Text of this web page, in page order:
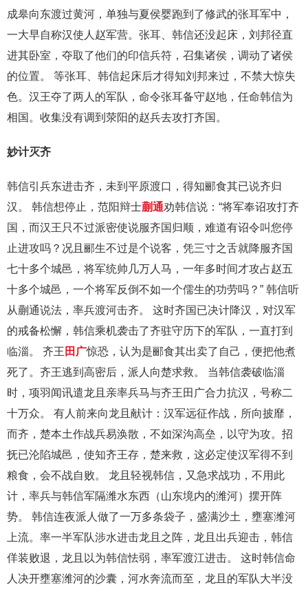
成皋向东渡过黄河，单独与夏侯婴跑到了修武的张耳军中，
一大早自称汉使人赵军营。张耳、韩信还没起床，刘邦径直
进其卧室，夺取了他们的印信兵符，召集诸侯，调动了诸侯
的位置。 等张耳、韩信起床后才得知刘邦来过，不禁大惊失
色。汉王夺了两人的军队，命令张耳备守赵地，任命韩信为
相国。收集没有调到荥阳的赵兵去攻打齐国。
妙计灭齐
韩信引兵东进击齐，未到平原渡口，得知郦食其已说齐归
汉。 韩信想停止，范阳辩士蒯通劝韩信说：“将军奉诏攻打齐
国，而汉王只不过派密使说服齐国归顺，难道有诏令叫您停
止进攻吗？况且郦生不过是个说客，凭三寸之舌就降服齐国
七十多个城邑，将军统帅几万人马，一年多时间才攻占赵五
十多个城邑，一个将军反倒不如一个儒生的功劳吗？” 韩信听
从蒯通说法，率兵渡河击齐。 这时齐国已决计降汉，对汉军
的戒备松懈，韩信乘机袭击了齐驻守历下的军队，一直打到
临淄。 齐王 田广惊恐，认为是郦食其出卖了自己，便把他煮
死了。齐王逃到高密后，派人向楚求救。 当韩信袭破临淄
时，项羽闻讯遣龙且亲率兵马与齐王田广合力抗汉，号称二
十万众。 有人前来向龙且献计：汉军远征作战，所向披靡，
而齐，楚本土作战兵易涣散，不如深沟高垒，以守为攻。招
抚已沦陷城邑，使知齐王存，楚来救，这必定使汉军得不到
粮食，会不战自败。 龙且轻视韩信，又急求战功，不用此
计，率兵与韩信军隔潍水东西（山东境内的潍河）摆开阵
势。 韩信连夜派人做了一万多条袋子，盛满沙土，壅塞潍河
上流。率一半军队涉水进击龙且之阵，龙且出兵迎击，韩信
佯装败退，龙且以为韩信怯弱，率军渡江进击。 这时韩信命
人决开壅塞潍河的沙囊，河水奔流而至，龙且的军队大半没